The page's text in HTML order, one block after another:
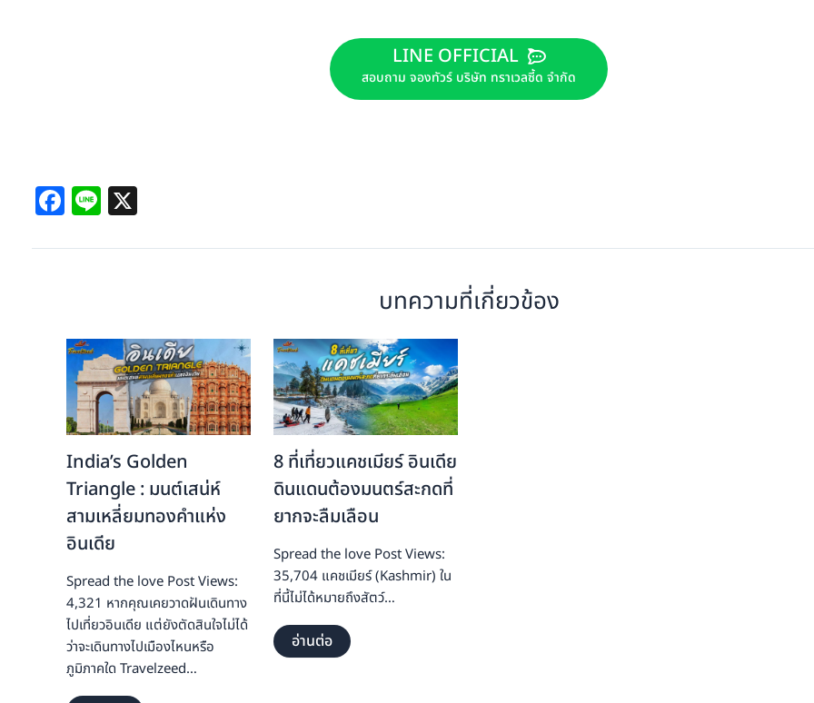
LINE OFFICIAL
สอบถาม จองทัวร์ บริษัท ทราเวลซี้ด จำกัด
F
a
c
o
o
k
Li
n
e
บทความที่เกี่ยวข้อง
India’s Golden
Triangle : มนต์เสน่ห์
สามเหลี่ยมทองคำแห่ง
อินเดีย
Spread the love Post Views:
4,321 หากคุณเคยวาดฝันเดินทาง
ไปเที่ยวอินเดีย แต่ยังตัดสินใจไม่ได้
ว่าจะเดินทางไปเมืองไหนหรือ
ภูมิภาคใด Travelzeed…
8 ที่เที่ยวแคชเมียร์ อินเดีย
ดินแดนต้องมนตร์สะกดที่
ยากจะลืมเลือน
Spread the love Post Views:
35,704 แคชเมียร์ (Kashmir) ใน
ที่นี้ไม่ได้หมายถึงสัตว์…
อ่านต่อ